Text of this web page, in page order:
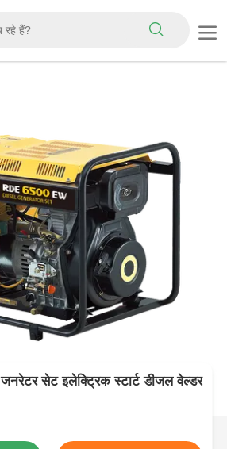
जनरेटर सेट इलेक्ट्रिक स्टार्ट डीजल वेल्डर